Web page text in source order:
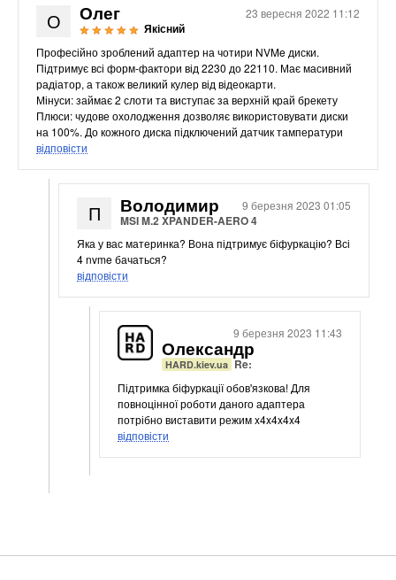
Кошики та салазки для жорстких дисків
Рейки та кріплення
Інші комплектуючі
Заглушки для корпусів
Мережеве обладнання
Маршрутизатори та комутатори
Wi-Fi і Bluetooth адаптери
Хаби і кардридери
Фильтри та стабілізатори
Кабелі, роз'єми, перехідники
Аксесуари для ноутбуків
Зовнішні блоки живлення
Периферійні пристрої
Автономне живлення
23 вересня 2022 11:12
О Олег
Якісний
Професійно зроблений адаптер на чотири NVMe диски.
Підтримує всі форм-фактори від 2230 до 22110. Має масивний
радіатор, а також великий кулер від відеокарти.
Мінуси: займає 2 слоти та виступає за верхній край брекету
Плюси: чудове охолодження дозволяє використовувати диски
на 100%. До кожного диска підключений датчик тамператури
відповісти
9 березня 2023 01:05
П Володимир
MSI M.2 XPANDER-AERO 4
Яка у вас материнка? Вона підтримує біфуркацію? Всі
4 nvme бачаться?
відповісти
9 березня 2023 11:43
Олександр
HARD.kiev.ua Re:
Підтримка біфуркації обов'язкова! Для
повноцінної роботи даного адаптера
потрібно виставити режим x4x4x4x4
відповісти